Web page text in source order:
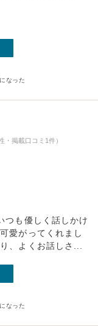
なった
・掲載口コミ1件）
つも優しく話しかけ
愛がってくれまし
、よくお話しさ...
なった